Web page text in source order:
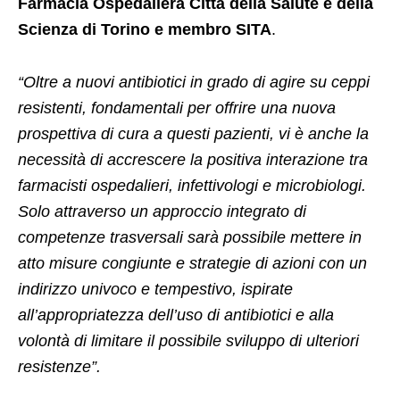
Farmacia Ospedaliera Città della Salute e della
Scienza di Torino e membro SITA.
“Oltre a nuovi antibiotici in grado di agire su ceppi
resistenti, fondamentali per offrire una nuova
prospettiva di cura a questi pazienti, vi è anche la
necessità di accrescere la positiva interazione tra
farmacisti ospedalieri, infettivologi e microbiologi.
Solo attraverso un approccio integrato di
competenze trasversali sarà possibile mettere in
atto misure congiunte e strategie di azioni con un
indirizzo univoco e tempestivo, ispirate
all’appropriatezza dell’uso di antibiotici e alla
volontà di limitare il possibile sviluppo di ulteriori
resistenze”.